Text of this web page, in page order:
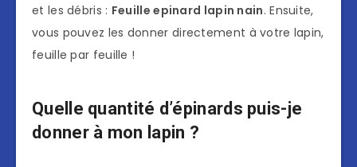
et les débris : Feuille epinard lapin nain. Ensuite,
vous pouvez les donner directement à votre lapin,
feuille par feuille !
Quelle quantité d’épinards puis-je
donner à mon lapin ?